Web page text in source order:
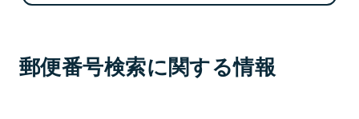
郵便番号検索に関する情報